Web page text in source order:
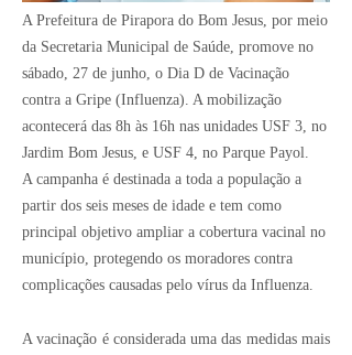
A Prefeitura de Pirapora do Bom Jesus, por meio
da Secretaria Municipal de Saúde, promove no
sábado, 27 de junho, o Dia D de Vacinação
contra a Gripe (Influenza). A mobilização
acontecerá das 8h às 16h nas unidades USF 3, no
Jardim Bom Jesus, e USF 4, no Parque Payol.
A campanha é destinada a toda a população a
partir dos seis meses de idade e tem como
principal objetivo ampliar a cobertura vacinal no
município, protegendo os moradores contra
complicações causadas pelo vírus da Influenza.
A vacinação é considerada uma das medidas mais